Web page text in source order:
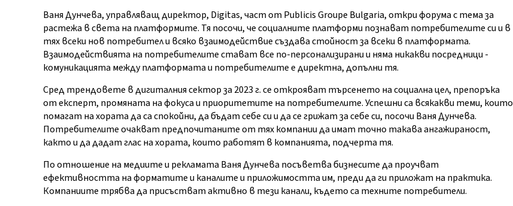
Ваня Дунчева, управляващ директор, Digitas, част от Publicis Groupe Bulgaria, откри форума с тема за
растежа в света на платформите. Тя посочи, че социалните платформи познават потребителите си и в
тях всеки нов потребител и всяко взаимодействие създава стойност за всеки в платформата.
Взаимодействията на потребителите стават все по-персонализирани и няма никакви посредници -
комуникацията между платформата и потребителите е директна, допълни тя.
Сред трендовете в дигиталния сектор за 2023 г. се открояват търсенето на социална цел, препоръка
от експерт, промяната на фокуса и приоритетите на потребителите. Успешни са всякакви теми, които
помагат на хората да са спокойни, да бъдат себе си и да се грижат за себе си, посочи Ваня Дунчева.
Потребителите очакват предпочитаните от тях компании да имат точно такава ангажираност,
както и да дадат глас на хората, които работят в компанията, подчерта тя.
По отношение на медиите и рекламата Ваня Дунчева посъветва бизнесите да проучват
ефективността на форматите и каналите и приложимостта им, преди да ги приложат на практика.
Компаниите трябва да присъстват активно в тези канали, където са техните потребители.